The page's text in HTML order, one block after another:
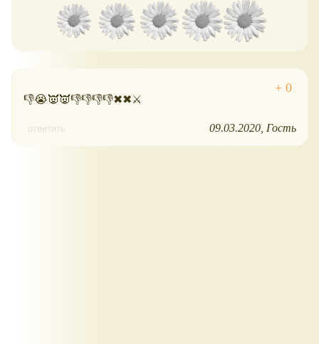
👎😭👿👿👎👎👎👎✖✖⚔
ответить 09.03.2020 Гость